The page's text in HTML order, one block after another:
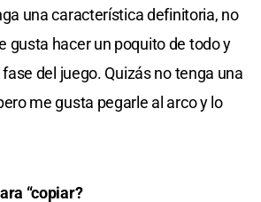
una característica definitoria, no
gusta hacer un poquito de todo y
del juego. Quizás no tenga una
me gusta pegarle al arco y lo
“copiar?